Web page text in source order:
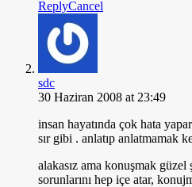
ReplyCancel
sdc
30 Haziran 2008 at 23:49
insan hayatında çok hata
sır gibi . anlatıp anlatmamak
alakasız ama konuşmak
sorunlarını hep içe atar,